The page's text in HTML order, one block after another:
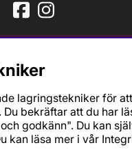
lagringstekniker för
bekräftar att du har
godkänn". Du kan
kan läsa mer i vår